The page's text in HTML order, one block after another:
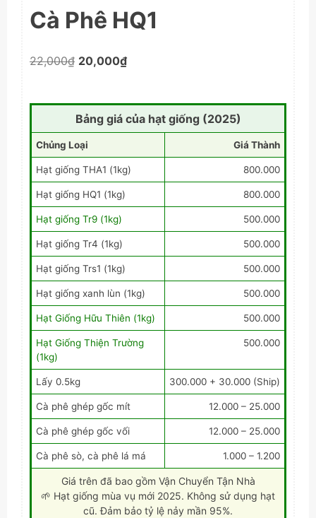
Cà Phê HQ1
22,000₫ Giá
22,000₫.
20,000₫Giá
là:
20,000₫.
Bảng giá của hạt giống (2025)
Chủng Loại Giá Thành
Hạt giống THA1 (1kg) 800.000
Hạt giống HQ1 (1kg) 800.000
Hạt giống Tr9 (1kg) 500.000
Hạt giống Tr4 (1kg) 500.000
Hạt giống Trs1 (1kg) 500.000
Hạt giống xanh lùn (1kg) 500.000
Hạt Giống Hữu Thiên (1kg) 500.000
Hạt Giống Thiện Trường
(1kg)
500.000
Lấy 0.5kg 300.000 + 30.000 (Ship)
Cà phê ghép gốc mít 12.000 – 25.000
Cà phê ghép gốc vối 12.000 – 25.000
Cà phê sò, cà phê lá má 1.000 – 1.200
Giá trên đã bao gồm Vận Chuyển Tận Nhà
🌱 Hạt giống mùa vụ mới 2025. Không sử dụng hạt
cũ. Đảm bảo tỷ lệ nảy mần 95%.